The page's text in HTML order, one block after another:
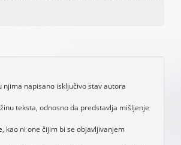
njima napisano isključivo stav autora
teksta, odnosno da predstavlja mišljenje
kao ni one čijim bi se objavljivanjem